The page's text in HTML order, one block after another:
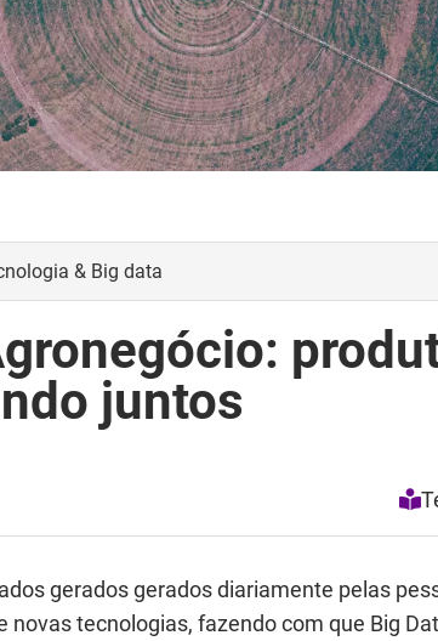
& Big data
juntos
gerados gerados diariamente pelas
novas tecnologias, fazendo com que Big